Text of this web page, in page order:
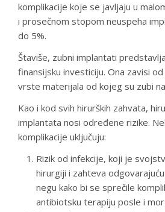
komplikacije koje se javljaju u
i prosečnom stopom neuspeha
do 5%.
Štaviše, zubni implantati
finansijsku investiciju. Ona zavisi
vrste materijala od kojeg su zubi
Kao i kod svih hirurških zahvata,
implantata nosi određene rizike.
komplikacije uključuju:
Rizik od infekcije, koji je
hirurgiji i zahteva
negu kako bi se sprečile
antibiotsku terapiju posle i